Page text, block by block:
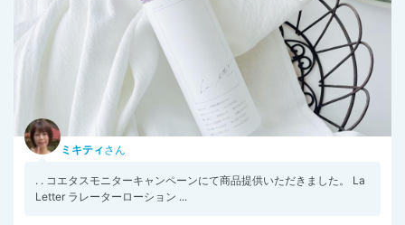
ミキティ さん
. . コエタスモニターキャンペーンにて商品提供いただきました。 La
Letter ラレーターローション ...